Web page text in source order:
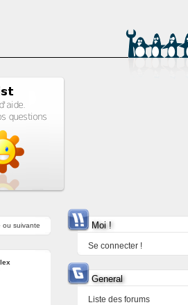
ou suivante Moi !
Se connecter !
General
Liste des forums